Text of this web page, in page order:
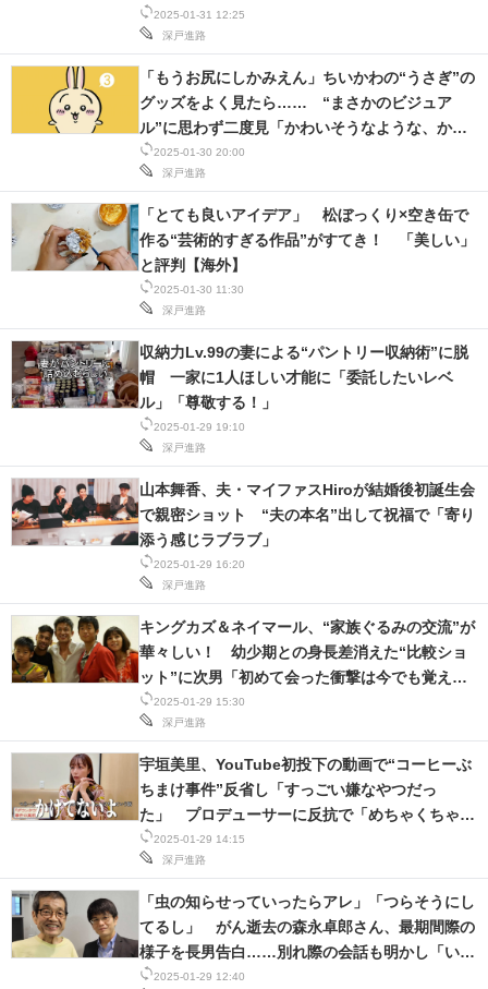
2025-01-31 12:25
深戸進路
す」
2025-01-30 20:00
深戸進路
「もうお尻にしかみえん」ちいかわの“うさぎ”の
グッズをよく見たら…… “まさかのビジュア
ル”に思わず二度見「かわいそうなような、かわ
いいような」
2025-01-30 11:30
深戸進路
「とても良いアイデア」 松ぼっくり×空き缶で
作る“芸術的すぎる作品”がすてき！ 「美しい」
と評判【海外】
2025-01-29 19:10
深戸進路
収納力Lv.99の妻による“パントリー収納術”に脱
帽 一家に1人ほしい才能に「委託したいレベ
ル」「尊敬する！」
2025-01-29 16:20
深戸進路
山本舞香、夫・マイファスHiroが結婚後初誕生会
で親密ショット “夫の本名”出して祝福で「寄り
添う感じラブラブ」
2025-01-29 15:30
深戸進路
キングカズ＆ネイマール、“家族ぐるみの交流”が
華々しい！ 幼少期との身長差消えた“比較ショ
ット”に次男「初めて会った衝撃は今でも覚えて
います」
2025-01-29 14:15
深戸進路
宇垣美里、YouTube初投下の動画で“コーヒーぶ
ちまけ事件”反省し「すっごい嫌なやつだっ
た」 プロデューサーに反抗で「めちゃくちゃ怖
い」「本当に若かった」
2025-01-29 12:40
「虫の知らせっていったらアレ」「つらそうにし
てるし」 がん逝去の森永卓郎さん、最期間際の
様子を長男告白……別れ際の会話も明かし「いい
言葉だったのかな」